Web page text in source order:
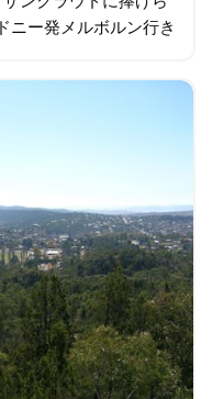
ニー発メルボルン行き